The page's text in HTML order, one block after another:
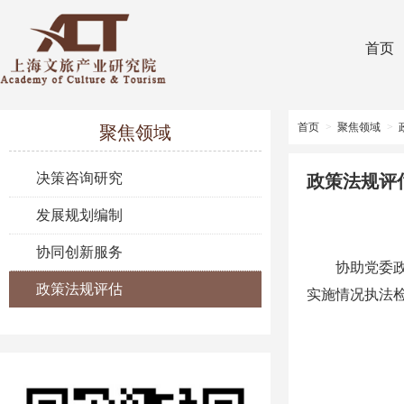
首页
首页 > 聚焦领域 >
政策法规评
协助党委
实施情况执法
聚焦领域
决策咨询研究
发展规划编制
协同创新服务
政策法规评估